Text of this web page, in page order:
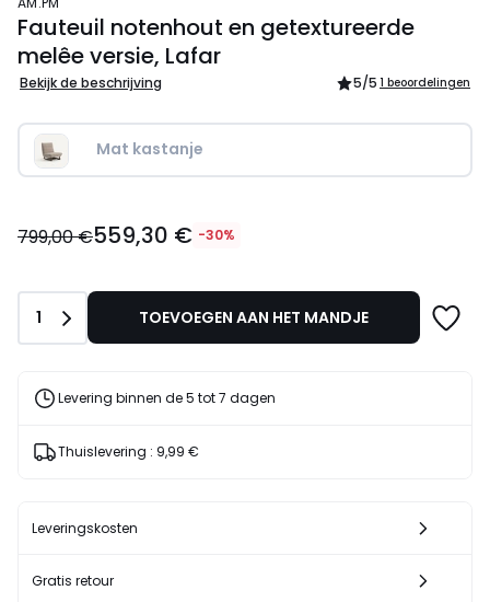
Fauteuil notenhout en getextureerde
melêe versie, Lafar
Bekijk de beschrijving 5/5 1 beoordelingen
Mat kastanje
€
799,00
€
korting
toegepast.
799,00 €559,30 € -30%
Aantal
1 TOEVOEGEN AAN HET MANDJE
Levering binnen de 5 tot 7 dagen
Thuislevering : 9,99 €
Leveringskosten
Gratis retour